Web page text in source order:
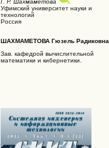
Г. Р. Шахмаметова
Уфимский университет науки и
технологий
Россия
ШАХМАМЕТОВА Гюзель Радиковна
Зав. кафедрой вычислительной
математики и кибернетики.